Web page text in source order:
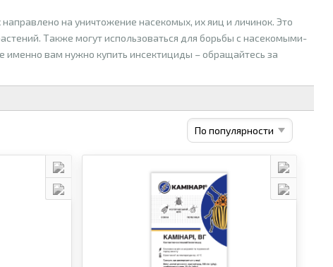
направлено на уничтожение насекомых, их яиц и личинок. Это
Также могут использоваться для борьбы с насекомыми-
вам нужно купить инсектициды – обращайтесь за